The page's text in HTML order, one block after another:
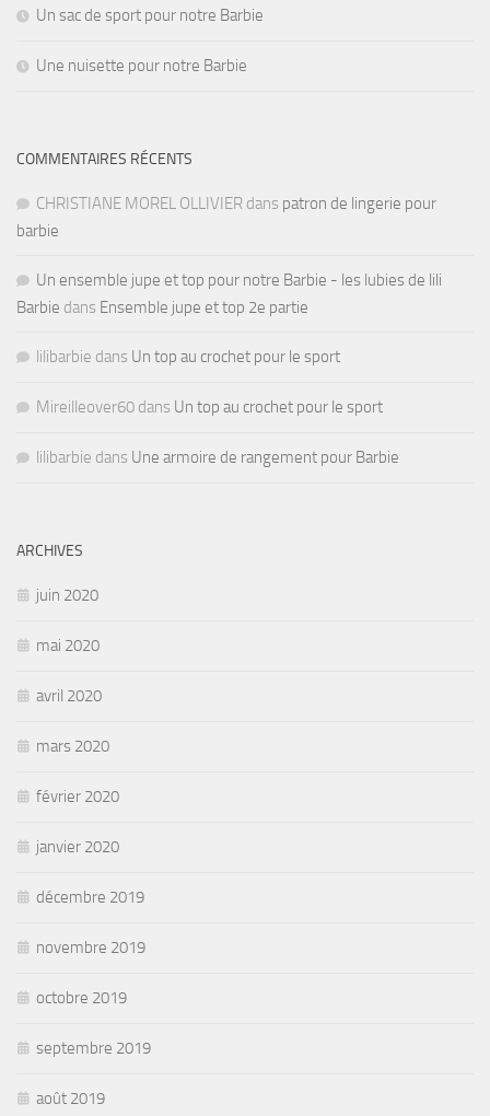
Un sac de sport pour notre Barbie
Une nuisette pour notre Barbie
COMMENTAIRES RÉCENTS
CHRISTIANE MOREL OLLIVIER dans patron de lingerie pour
barbie
Un ensemble jupe et top pour notre Barbie - les lubies de lili
Barbie dans Ensemble jupe et top 2e partie
lilibarbie dans Un top au crochet pour le sport
Mireilleover60 dans Un top au crochet pour le sport
lilibarbie dans Une armoire de rangement pour Barbie
ARCHIVES
juin 2020
mai 2020
avril 2020
mars 2020
février 2020
janvier 2020
décembre 2019
novembre 2019
octobre 2019
septembre 2019
août 2019